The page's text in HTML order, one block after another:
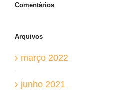
Comentários
Arquivos
março 2022
junho 2021